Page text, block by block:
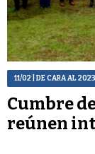
11/02 | DE CARA AL 2023
Cumbre
reúnen